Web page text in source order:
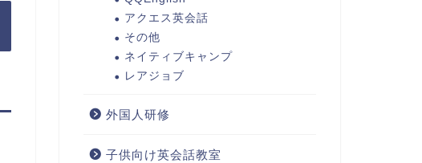
アクエス英会話
その他
ネイティブキャンプ
レアジョブ
外国人研修
子供向け英会話教室